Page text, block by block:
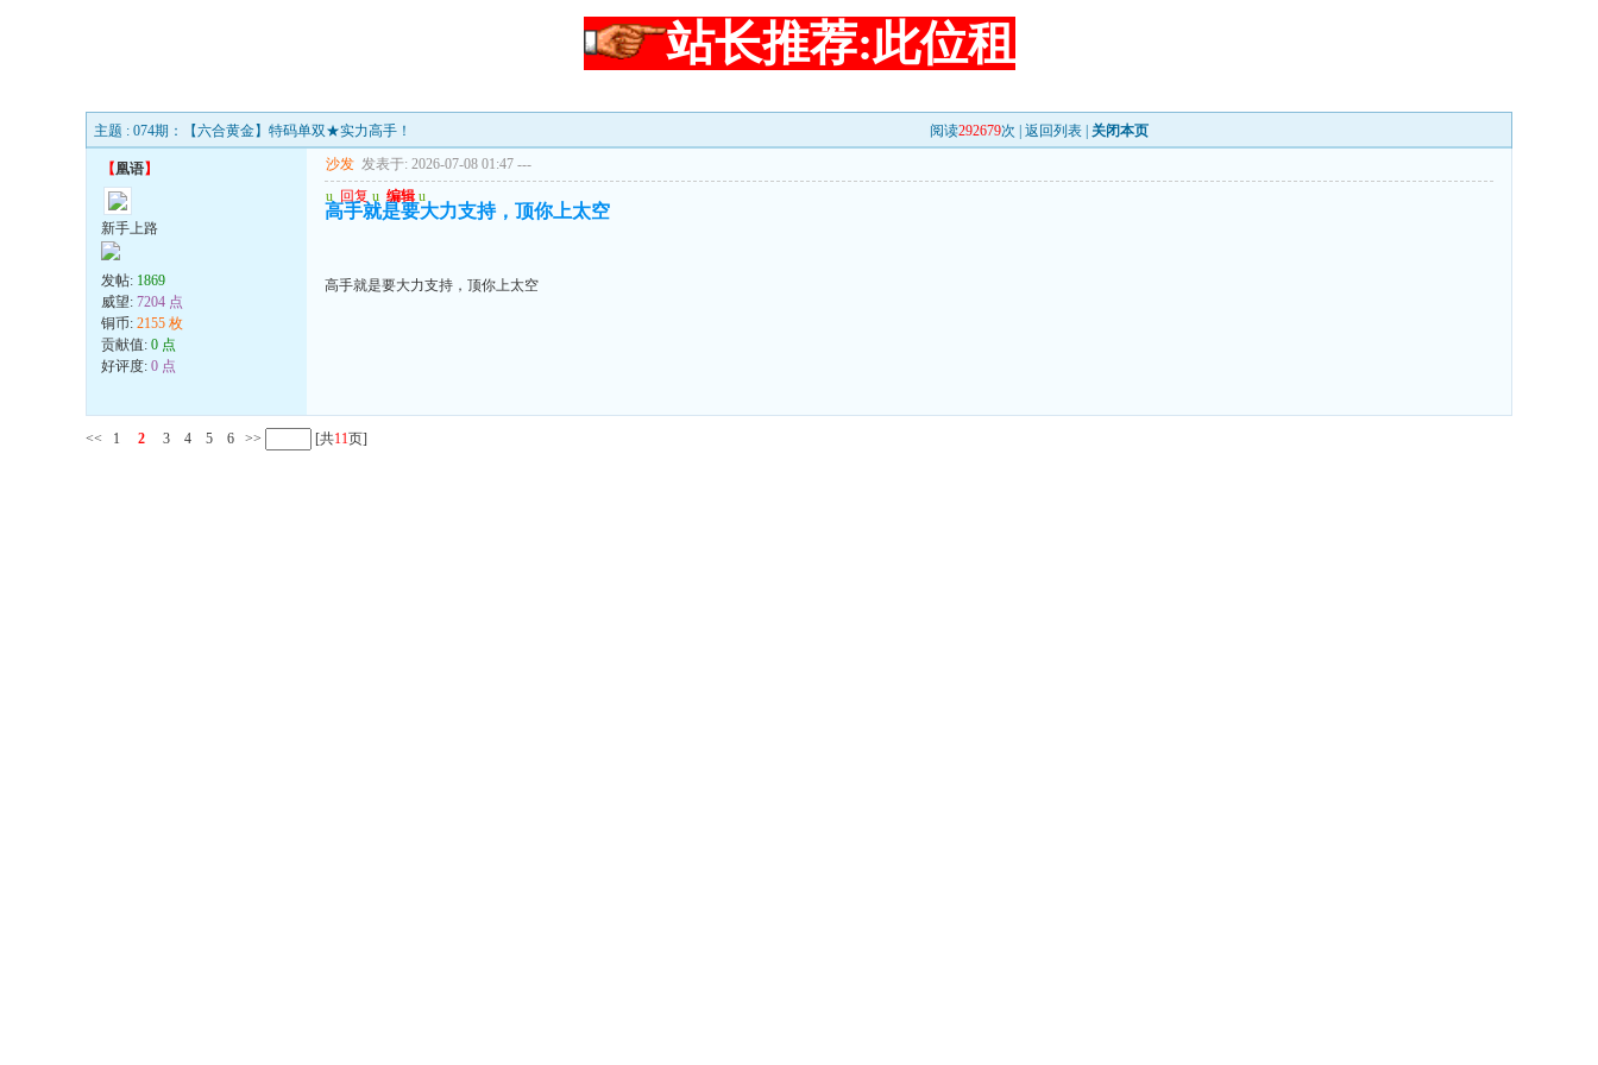
站长推荐:此位租
主题 : 074期：【六合黄金】特码单双★实力高手！ 阅读292679次 | 返回列表 关闭本页
【凰语】
新手上路
发帖: 1869
威望: 7204 点
铜币: 2155 枚
贡献值: 0 点
好评度: 0 点
沙发 发表于: 2026-07-08 01:47 ---
u 回复 u 编辑 u
高手就是要大力支持，顶你上太空
高手就是要大力支持，顶你上太空
<< 1 2 3 4 5 6 >> [共11页]